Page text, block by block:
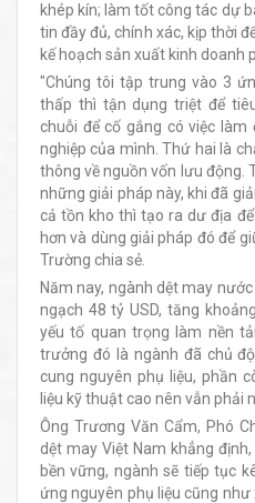
khép kín; làm tốt công tác dự
tin đầy đủ, chính xác, kịp thời
kế hoạch sản xuất kinh doanh
"Chúng tôi tập trung vào 3
thấp thì tận dụng triệt để
chuỗi để cố gắng có việc
nghiệp của mình. Thứ hai là
thông về nguồn vốn lưu động.
những giải pháp này, khi đã
cả tồn kho thì tạo ra dư địa
hơn và dùng giải pháp đó để
Trường chia sẻ.
Năm nay, ngành dệt may
ngạch 48 tỷ USD, tăng
yếu tố quan trọng làm nền
trưởng đó là ngành đã chủ
cung nguyên phụ liệu, phần
liệu kỹ thuật cao nên vẫn phải
Ông Trương Văn Cẩm, Phó
dệt may Việt Nam khẳng
bền vững, ngành sẽ tiếp tục
ứng nguyên phụ liệu cũng